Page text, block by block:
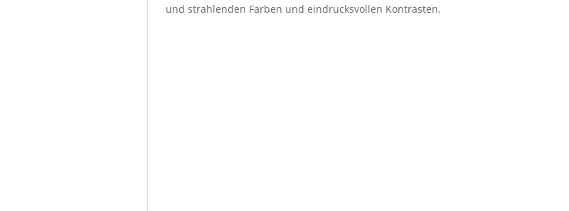
und strahlenden Farben und eindrucksvollen Kontrasten.